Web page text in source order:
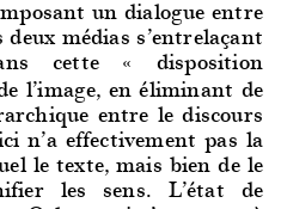
un dialogue entre
médias s’entrelaçant
cette « disposition
l’image, en éliminant de
entre le discours
n’a effectivement pas la
le texte, mais bien de le
les sens. L’état de